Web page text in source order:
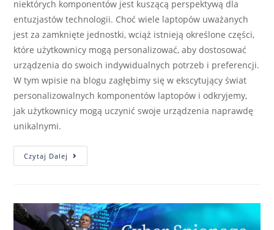
niektórych komponentów jest kuszącą perspektywą dla
entuzjastów technologii. Choć wiele laptopów uważanych
jest za zamknięte jednostki, wciąż istnieją określone części,
które użytkownicy mogą personalizować, aby dostosować
urządzenia do swoich indywidualnych potrzeb i preferencji.
W tym wpisie na blogu zagłębimy się w ekscytujący świat
personalizowalnych komponentów laptopów i odkryjemy,
jak użytkownicy mogą uczynić swoje urządzenia naprawdę
unikalnymi.
Czytaj Dalej